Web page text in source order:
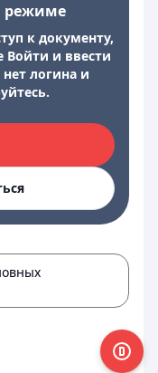
режиме
к документу,
Войти и ввести
логина и